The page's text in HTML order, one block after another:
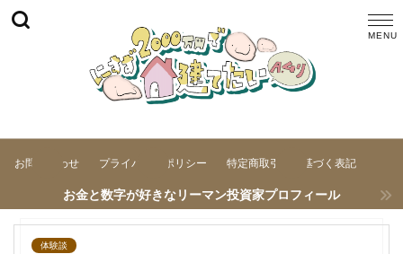
お問い合わせ プライバシーポリシー 特定商取引法に基づく表記
お金と数字が好きなリーマン投資家プロフィール
体験談